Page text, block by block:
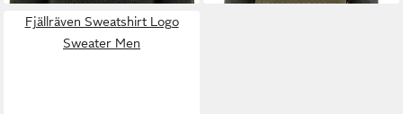
Fjällräven Sweatshirt Logo
Sweater Men